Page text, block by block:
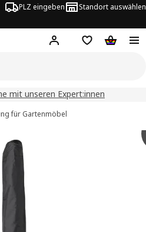
PLZ eingeben Standort auswählen
Hej! Hier einloggen
Merkzettel
mit unseren Expert:innen
für Gartenmöbel